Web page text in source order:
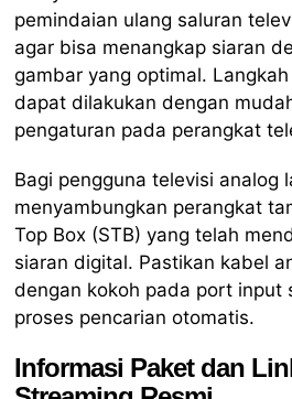
pemindaian ulang saluran
agar bisa menangkap siaran
gambar yang optimal.
dapat dilakukan dengan
pengaturan pada perangkat
Bagi pengguna televisi analog
menyambungkan perangkat
Top Box (STB) yang telah
siaran digital. Pastikan kabel
dengan kokoh pada port input
proses pencarian otomatis.
Informasi Paket dan